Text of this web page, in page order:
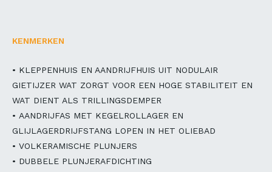
KENMERKEN
• KLEPPENHUIS EN AANDRIJFHUIS UIT NODULAIR
GIETIJZER WAT ZORGT VOOR EEN HOGE STABILITEIT EN
WAT DIENT ALS TRILLINGSDEMPER
• AANDRIJFAS MET KEGELROLLAGER EN
GLIJLAGERDRIJFSTANG LOPEN IN HET OLIEBAD
• VOLKERAMISCHE PLUNJERS
• DUBBELE PLUNJERAFDICHTING